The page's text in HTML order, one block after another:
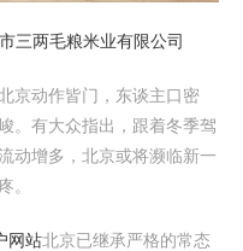
三两毛粮米业有限公司
京动作皆门，东谈主口密
。有大众指出，跟着冬季驾
动增多，北京或将濒临新一
。
网站北京已继承严格的常态